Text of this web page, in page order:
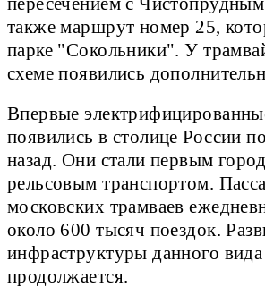
также маршрут номер 25,
парке "Сокольники". У
схеме появились
Впервые
появились в столице России
назад. Они стали первым
рельсовым транспортом.
московских трамваев
около 600 тысяч поездок.
инфраструктуры данного вида
продолжается.